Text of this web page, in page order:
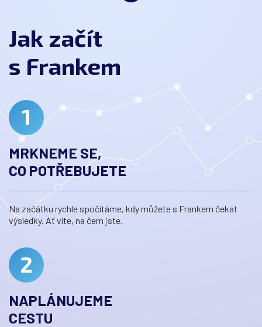
Jak začít
s Frankem
MRKNEME SE,
CO POTŘEBUJETE
Na začátku rychle spočítáme, kdy můžete s Frankem čekat
výsledky. Ať víte, na čem jste.
NAPLÁNUJEME
CESTU